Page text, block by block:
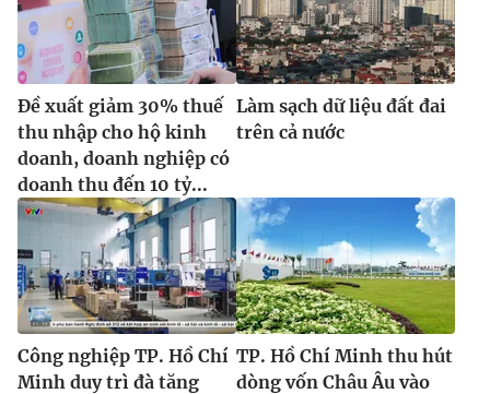
Đề xuất giảm 30% thuế
thu nhập cho hộ kinh
doanh, doanh nghiệp có
doanh thu đến 10 tỷ...
Làm sạch dữ liệu đất đai
trên cả nước
Công nghiệp TP. Hồ Chí
Minh duy trì đà tăng
TP. Hồ Chí Minh thu hút
dòng vốn Châu Âu vào